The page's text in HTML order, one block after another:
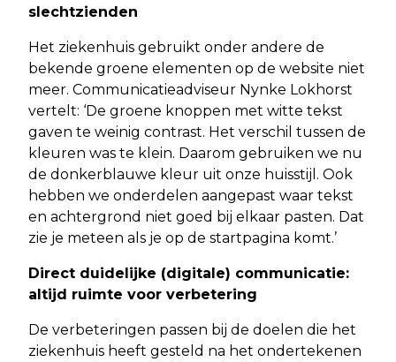
slechtzienden
Het ziekenhuis gebruikt onder andere de
bekende groene elementen op de website niet
meer. Communicatieadviseur Nynke Lokhorst
vertelt: ‘De groene knoppen met witte tekst
gaven te weinig contrast. Het verschil tussen de
kleuren was te klein. Daarom gebruiken we nu
de donkerblauwe kleur uit onze huisstijl. Ook
hebben we onderdelen aangepast waar tekst
en achtergrond niet goed bij elkaar pasten. Dat
zie je meteen als je op de startpagina komt.’
Direct duidelijke (digitale) communicatie:
altijd ruimte voor verbetering
De verbeteringen passen bij de doelen die het
ziekenhuis heeft gesteld na het ondertekenen